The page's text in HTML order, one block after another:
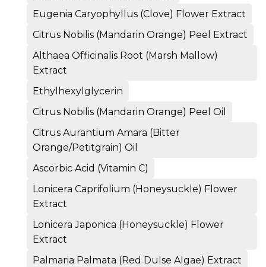
Eugenia Caryophyllus (Clove) Flower Extract
Citrus Nobilis (Mandarin Orange) Peel Extract
Althaea Officinalis Root (Marsh Mallow)
Extract
Ethylhexylglycerin
Citrus Nobilis (Mandarin Orange) Peel Oil
Citrus Aurantium Amara (Bitter
Orange/Petitgrain) Oil
Ascorbic Acid (Vitamin C)
Lonicera Caprifolium (Honeysuckle) Flower
Extract
Lonicera Japonica (Honeysuckle) Flower
Extract
Palmaria Palmata (Red Dulse Algae) Extract